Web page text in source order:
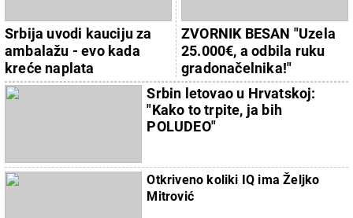
Srbija uvodi kauciju za
ambalažu - evo kada
kreće naplata
ZVORNIK BESAN "Uzela
25.000€, a odbila ruku
gradonačelnika!"
Srbin letovao u Hrvatskoj:
"Kako to trpite, ja bih
POLUDEO"
Otkriveno koliki IQ ima Željko
Mitrović